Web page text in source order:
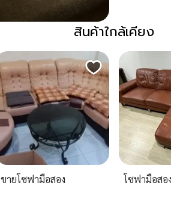
สินค้าใกล้เคียง
ขายโซฟามือสอง โซฟามือสอ